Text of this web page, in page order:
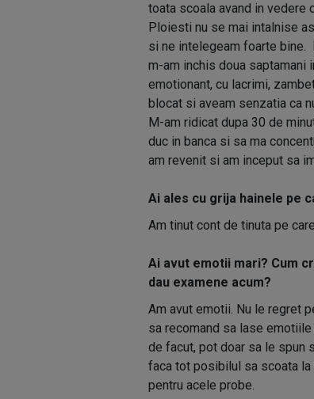
toata scoala avand in vedere
Ploiesti nu se mai intalnise
si ne intelegeam foarte bine.
m-am inchis doua saptamani
emotionant, cu lacrimi,
blocat si aveam senzatia ca
M-am ridicat dupa 30 de
duc in banca si sa ma
am revenit si am inceput sa
Ai ales cu grija hainele pe
Am tinut cont de tinuta pe
Ai avut emotii mari? Cum
dau examene acum?
Am avut emotii. Nu le regret
sa recomand sa lase
de facut, pot doar sa le spun
faca tot posibilul sa scoata
pentru acele probe.